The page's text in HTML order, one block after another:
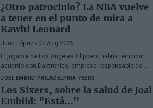
apareciendo en rumores, aunque admite su
decepción por la manera en la que los Celtics
gestionaron la situación.
¿Otro patrocinio? La NBA vuelve
a tener en el punto de mira a
Kawhi Leonard
Juan López - 07 Aug 2026
El jugador de Los Angeles Clippers habría tenido un
acuerdo con Daktronics, empresa responsable del
videomarcador del Intuit Dome
JOEL EMBIID PHILADELPHIA 76ERS
Los Sixers, sobre la salud de Joal
Embiid: "Está..."